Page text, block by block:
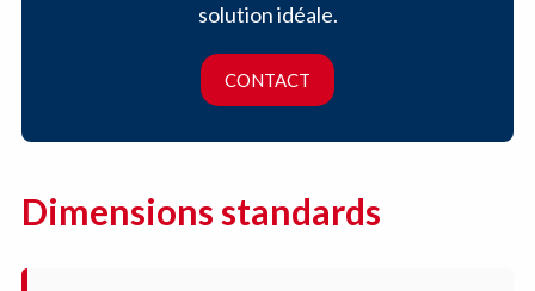
solution idéale.
CONTACT
Dimensions standards